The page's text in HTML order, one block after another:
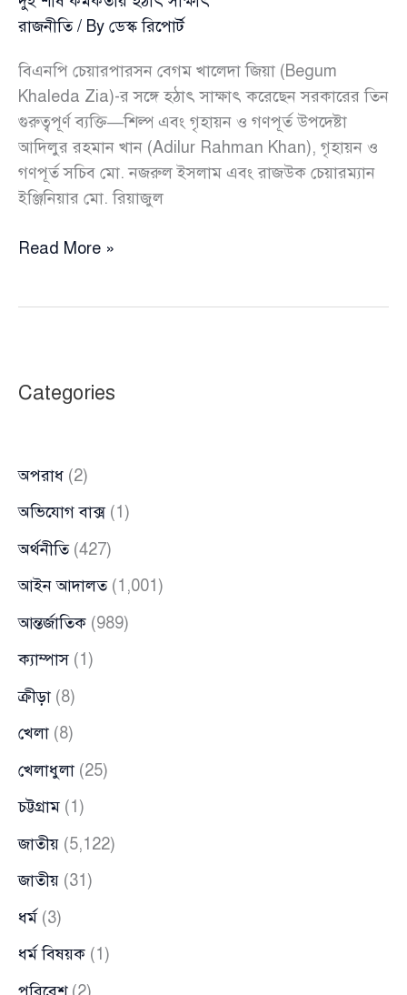
রাজনীতি/ By ডেস্ক রিপোর্ট
বিএনপি চেয়ারপারসন বেগম খালেদা জিয়া (Begum
Khaleda Zia)-র সঙ্গে হঠাৎ সাক্ষাৎ করেছেন সরকারের তিন
গুরুত্বপূর্ণ ব্যক্তি—শিল্প এবং গৃহায়ন ও গণপূর্ত উপদেষ্টা
আদিলুর রহমান খান (Adilur Rahman Khan), গৃহায়ন ও
গণপূর্ত সচিব মো. নজরুল ইসলাম এবং রাজউক চেয়ারম্যান
ইঞ্জিনিয়ার মো. রিয়াজুল
খালেদা
সরকারের
কর্মকর্তার
হঠাৎ
Read More »
Categories
অপরাধ (2)
অভিযোগ বাক্স(1)
অর্থনীতি(427)
আইন আদালত(1,001)
আন্তর্জাতিক (989)
ক্যাম্পাস(1)
ক্রীড়া (8)
খেলা (8)
খেলাধুলা (25)
চট্টগ্রাম (1)
জাতীয় (5,122)
জাতীয় (31)
ধর্ম (3)
ধর্ম বিষয়ক (1)